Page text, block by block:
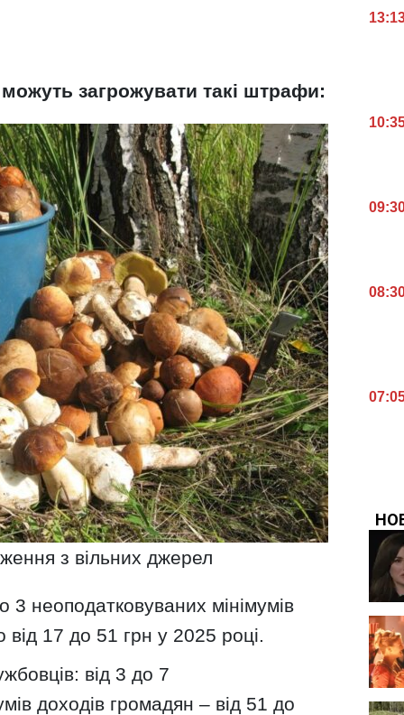
загрожувати такі штрафи:
з вільних джерел
3 неоподатковуваних мінімумів
17 до 51 грн у 2025 році.
від 3 до 7
доходів громадян – від 51 до